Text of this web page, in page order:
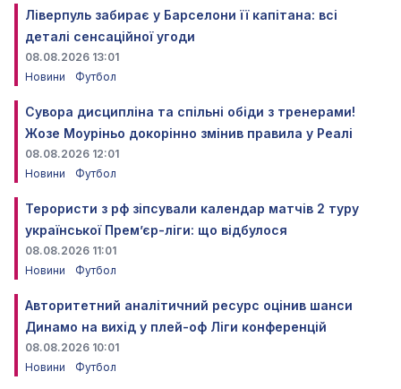
Ліверпуль забирає у Барселони її капітана: всі
деталі сенсаційної угоди
08.08.2026 13:01
Новини
Футбол
Сувора дисципліна та спільні обіди з тренерами!
Жозе Моуріньо докорінно змінив правила у Реалі
08.08.2026 12:01
Новини
Футбол
Терористи з рф зіпсували календар матчів 2 туру
української Прем’єр-ліги: що відбулося
08.08.2026 11:01
Новини
Футбол
Авторитетний аналітичний ресурс оцінив шанси
Динамо на вихід у плей-оф Ліги конференцій
08.08.2026 10:01
Новини
Футбол